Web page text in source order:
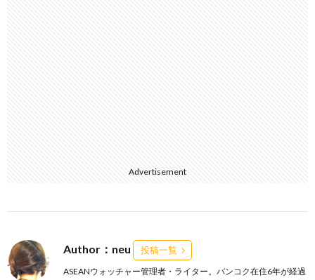
Advertisement
Author：neu 投稿一覧
ASEANウォッチャー管理者・ライター。バンコク在住6年が経過